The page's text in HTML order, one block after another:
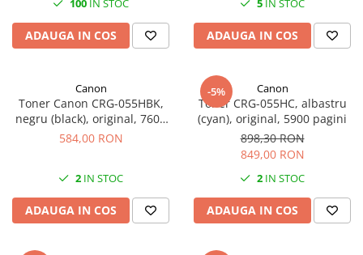
Hard disk-uri externe
Placi captura
Adaptoare PCI / PCIe
Accesorii retelistica
100 IN STOC
ADAUGA IN COS
5 IN STOC
ADAUGA IN COS
Canon
Toner Canon CRG-055HBK,
negru (black), original, 7600
pagini
584,00 RON
2 IN STOC
ADAUGA IN COS
-5% Canon
Toner CRG-055HC, albastru
(cyan), original, 5900 pagini
898,30 RON
849,00 RON
2 IN STOC
ADAUGA IN COS